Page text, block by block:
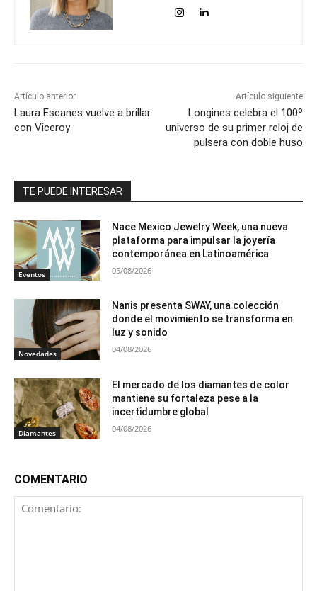
Artículo anterior
Laura Escanes vuelve a brillar
con Viceroy
Artículo siguiente
Longines celebra el 100º
universo de su primer reloj de
pulsera con doble huso
TE PUEDE INTERESAR
Eventos
Nace Mexico Jewelry Week, una nueva
plataforma para impulsar la joyería
contemporánea en Latinoamérica
05/08/2026
Novedades
Nanis presenta SWAY, una colección
donde el movimiento se transforma en
luz y sonido
04/08/2026
Diamantes
El mercado de los diamantes de color
mantiene su fortaleza pese a la
incertidumbre global
04/08/2026
COMENTARIO